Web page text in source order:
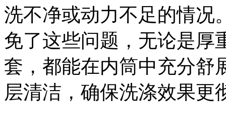
洗不净或动力不足的情况
免了这些问题，无论是厚
套，都能在内筒中充分舒
层清洁，确保洗涤效果更